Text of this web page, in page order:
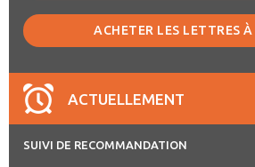
ACHETER LES LETTRES
ACTUELLEMENT
SUIVI DE RECOMMANDATION